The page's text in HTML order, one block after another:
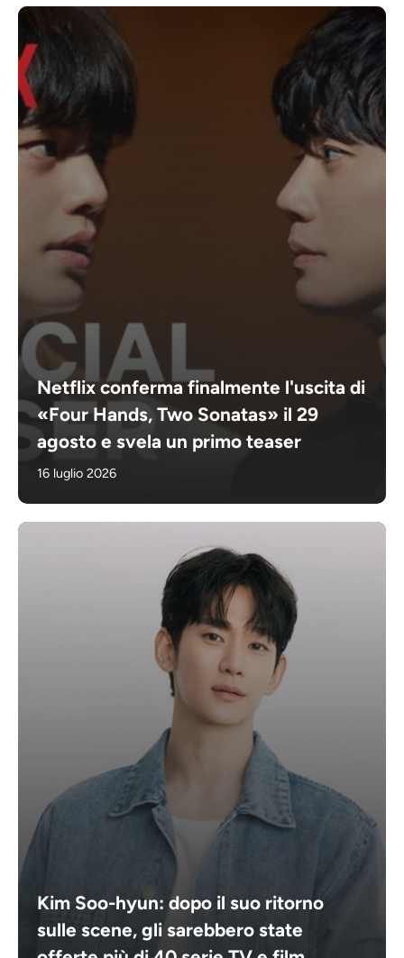
Netflix conferma finalmente l'uscita di
«Four Hands, Two Sonatas» il 29
agosto e svela un primo teaser
16 luglio 2026
Kim Soo-hyun: dopo il suo ritorno
sulle scene, gli sarebbero state